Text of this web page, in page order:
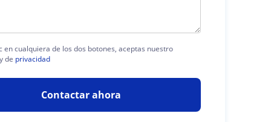
en cualquiera de los dos botones, aceptas nuestro
de privacidad
Contactar ahora